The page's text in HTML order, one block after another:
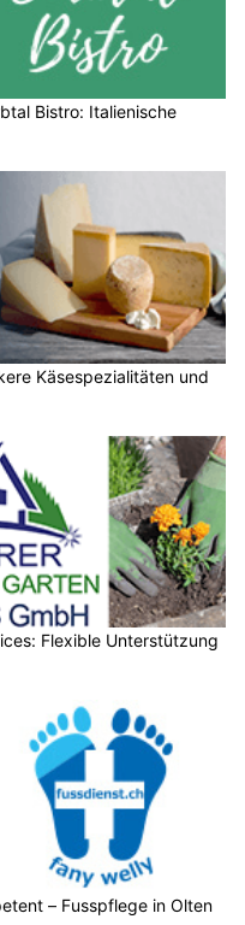
Bistro: Italienische
Käsespezialitäten und
Flexible Unterstützung
– Fusspflege in Olten